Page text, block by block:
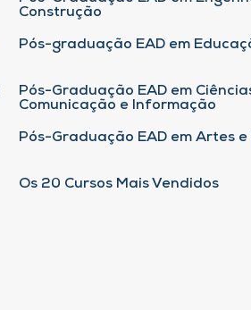
Construção
Pós-graduação EAD em
Pós-Graduação EAD em
Comunicação e Informação
Pós-Graduação EAD em Artes
Os 20 Cursos Mais Vendidos